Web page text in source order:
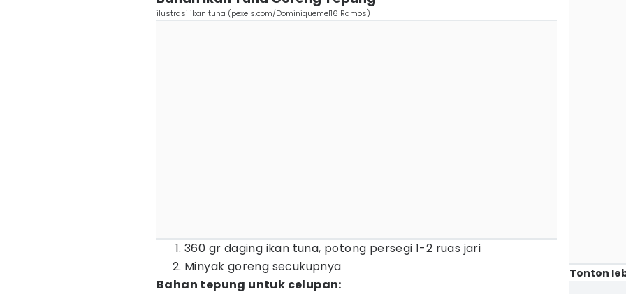
ilustrasi ikan tuna (pexels.com/Dominiquemel16 Ramos)
360 gr daging ikan tuna, potong persegi 1-2 ruas jari
Minyak goreng secukupnya
Bahan tepung untuk celupan:
Tonton